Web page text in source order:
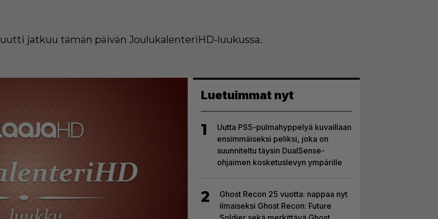
jatkuu tämän päivän JoulukalenteriHD-luukussa.
Luetuimmat nyt
1
Uutta PS5-pulmahyppelyä kuvaillaan
ensimmäiseksi peliksi, joka on
suunniteltu täysin DualSense-
ohjaimen kosketuslevyn ympärille
2
Ghost Recon 25 vuotta: nappaa nyt
ilmaiseksi Ghost Recon: Future